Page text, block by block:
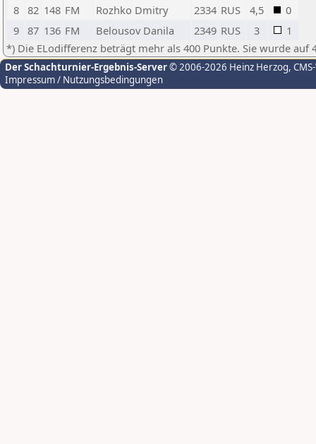
8
82 148 FM Rozhko Dmitry 2334 RUS 4,5
0
9
87 136 FM Belousov Danila 2349 RUS 3
1
*) Die ELodifferenz beträgt mehr als 400 Punkte. Sie wurde auf
Der Schachturnier-Ergebnis-Server© 2006-2026 Heinz Herzog,
Impressum / Nutzungsbedingungen